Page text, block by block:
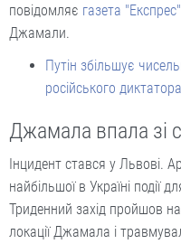
повідомляє газета "Експрес"
Джамали.
Путін збільшує
російського диктатора
Джамала впала зі
Інцидент стався у Львові.
найбільшої в Україні події
Триденний захід пройшов
локації Джамала і